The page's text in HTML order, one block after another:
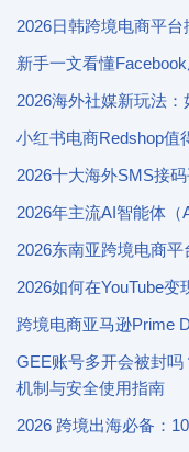
2026日韩跨境电商平
新手一文看懂
2026海外社媒新玩法
小红书电商Redshop值
2026十大海外SMS接
2026年主流AI智能体（
2026东南亚跨境电商
2026如何在YouTube
跨境电商亚马逊Prime
GEE账号多开会被封吗
机制与安全使用指南
2026 跨境出海必备：